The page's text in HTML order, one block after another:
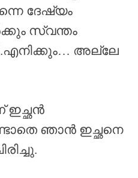
ദേഷ്യം
സ്വന്തം
അല്ലേ
ഇച്ഛൻ
ഞാൻ ഇച്ഛനെ